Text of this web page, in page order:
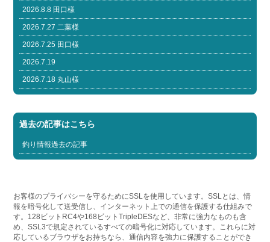
2026.8.8 田口様
2026.7.27 二葉様
2026.7.25 田口様
2026.7.19
2026.7.18 丸山様
過去の記事はこちら
釣り情報過去の記事
お客様のプライバシーを守るためにSSLを使用しています。SSLとは、情
報を暗号化して送受信し、インターネット上での通信を保護する仕組みで
す。128ビットRC4や168ビットTripleDESなど、非常に強力なものも含
め、SSL3で規定されているすべての暗号化に対応しています。これらに対
応しているブラウザをお持ちなら、通信内容を強力に保護することができ